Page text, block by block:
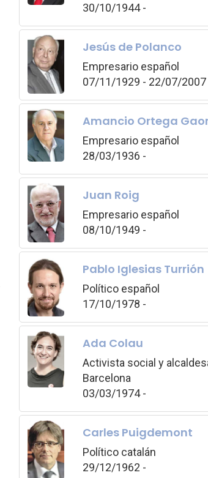
30/10/1944 -
Jesús de Polanco
Empresario español
07/11/1929 - 22/07/2007
Amancio Ortega
Empresario español
28/03/1936 -
Juan Roig
Empresario español
08/10/1949 -
Pablo Iglesias Turrión
Político español
17/10/1978 -
Ada Colau
Activista social y
Barcelona
03/03/1974 -
Carles Puigdemont
Político catalán
29/12/1962 -